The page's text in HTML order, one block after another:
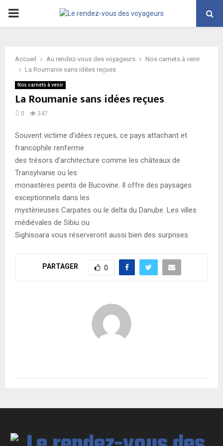
PRIMARY
Accueil Au rendez-vous des voyageurs
Nos carnets à venir
La Roumanie sans idées reçues
Nos carnets à venir
La Roumanie sans idées reçues
0 347
Souvent victime d’idées reçues, ce pays attachant et
francophile renferme
des trésors d’architecture comme les châteaux de
Transylvanie ou les
monastères peints de Bucovine. Il offre des paysages
exceptionnels dans les
mystèrieuses Carpates ou le delta du Danube. Les villes
médiévales de Sibiu ou
Sighisoara vous réserveront aussi bien des surprises.
PARTAGER 0